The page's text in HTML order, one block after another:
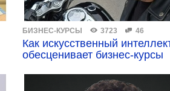
БИЗНЕС-КУРСЫ 3723 46
Как искусственный
обесценивает бизнес-курсы